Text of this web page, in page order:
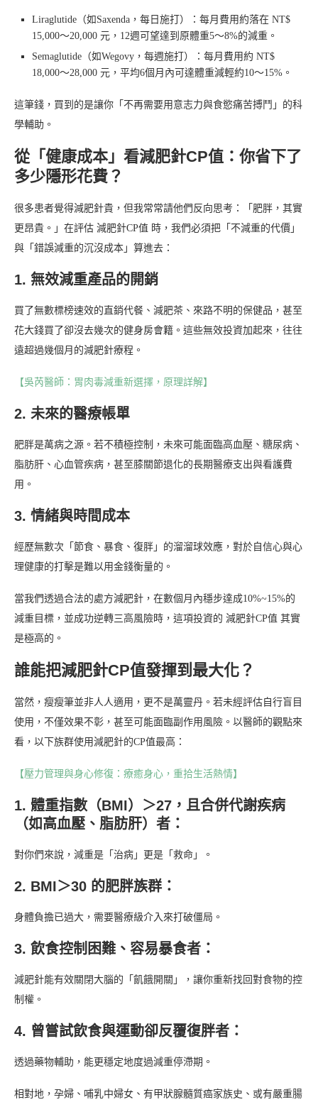
Liraglutide（如Saxenda，每日施打）：每月費用約落在 NT$
15,000～20,000 元，12週可望達到原體重5～8%的減重。
Semaglutide（如Wegovy，每週施打）：每月費用約 NT$
18,000～28,000 元，平均6個月內可達體重減輕約10～15%。
這筆錢，買到的是讓你「不再需要用意志力與食慾痛苦搏鬥」的科
學輔助。
從「健康成本」看減肥針CP值：你省下了
多少隱形花費？
很多患者覺得減肥針貴，但我常常請他們反向思考：「肥胖，其實
更昂貴。」在評估 減肥針CP值 時，我們必須把「不減重的代價」
與「錯誤減重的沉沒成本」算進去：
1. 無效減重產品的開銷
買了無數標榜速效的直銷代餐、減肥茶、來路不明的保健品，甚至
花大錢買了卻沒去幾次的健身房會籍。這些無效投資加起來，往往
遠超過幾個月的減肥針療程。
【吳芮醫師：胃肉毒減重新選擇，原理詳解】
2. 未來的醫療帳單
肥胖是萬病之源。若不積極控制，未來可能面臨高血壓、糖尿病、
脂肪肝、心血管疾病，甚至膝關節退化的長期醫療支出與看護費
用。
3. 情緒與時間成本
經歷無數次「節食、暴食、復胖」的溜溜球效應，對於自信心與心
理健康的打擊是難以用金錢衡量的。
當我們透過合法的處方減肥針，在數個月內穩步達成10%~15%的
減重目標，並成功逆轉三高風險時，這項投資的 減肥針CP值 其實
是極高的。
誰能把減肥針CP值發揮到最大化？
當然，瘦瘦筆並非人人適用，更不是萬靈丹。若未經評估自行盲目
使用，不僅效果不彰，甚至可能面臨副作用風險。以醫師的觀點來
看，以下族群使用減肥針的CP值最高：
【壓力管理與身心修復：療癒身心，重拾生活熱情】
1. 體重指數（BMI）＞27，且合併代謝疾病
（如高血壓、脂肪肝）者：
對你們來說，減重是「治病」更是「救命」。
2. BMI＞30 的肥胖族群：
身體負擔已過大，需要醫療級介入來打破僵局。
3. 飲食控制困難、容易暴食者：
減肥針能有效關閉大腦的「飢餓開關」，讓你重新找回對食物的控
制權。
4. 曾嘗試飲食與運動卻反覆復胖者：
透過藥物輔助，能更穩定地度過減重停滯期。
相對地，孕婦、哺乳中婦女、有甲狀腺髓質癌家族史、或有嚴重腸